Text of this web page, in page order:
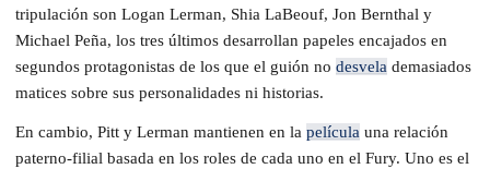
tripulación son Logan Lerman, Shia LaBeouf, Jon Bernthal y
Michael Peña, los tres últimos desarrollan papeles encajados en
segundos protagonistas de los que el guión no desvela demasiados
matices sobre sus personalidades ni historias.
En cambio, Pitt y Lerman mantienen en la película una relación
paterno-filial basada en los roles de cada uno en el Fury. Uno es el